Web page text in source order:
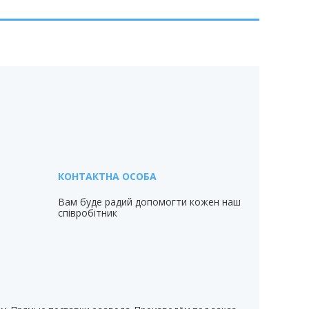
Вам буде радий допомогти кожен наш
співробітник